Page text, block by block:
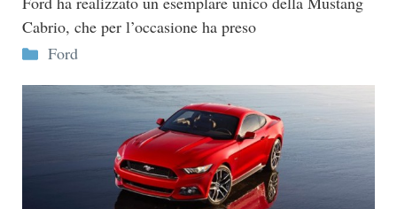
Cabrio, che per l’occasione ha preso
Categorie
Ford